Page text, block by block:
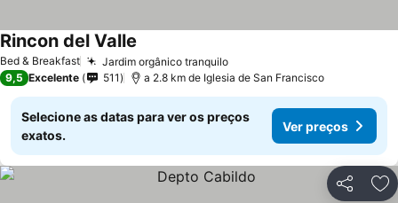
Bed & Breakfast Jardim orgânico tranquilo
Rincon del Valle
9,5 Excelente 511 a 2.8 km de Iglesia de San Francisco
Selecione as datas para ver os preços
exatos.
Ver preços
Partilhar